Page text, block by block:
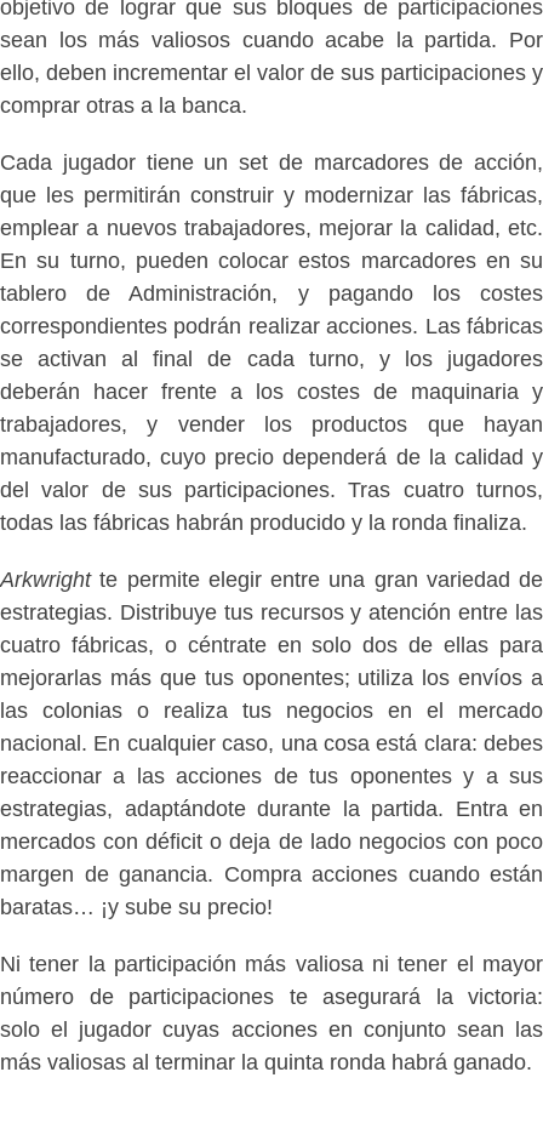
objetivo de lograr que sus bloques de participaciones
sean los más valiosos cuando acabe la partida. Por
ello, deben incrementar el valor de sus participaciones y
comprar otras a la banca.
Cada jugador tiene un set de marcadores de acción,
que les permitirán construir y modernizar las fábricas,
emplear a nuevos trabajadores, mejorar la calidad, etc.
En su turno, pueden colocar estos marcadores en su
tablero de Administración, y pagando los costes
correspondientes podrán realizar acciones. Las fábricas
se activan al final de cada turno, y los jugadores
deberán hacer frente a los costes de maquinaria y
trabajadores, y vender los productos que hayan
manufacturado, cuyo precio dependerá de la calidad y
del valor de sus participaciones. Tras cuatro turnos,
todas las fábricas habrán producido y la ronda finaliza.
Arkwrightte permite elegir entre una gran variedad de
estrategias. Distribuye tus recursos y atención entre las
cuatro fábricas, o céntrate en solo dos de ellas para
mejorarlas más que tus oponentes; utiliza los envíos a
las colonias o realiza tus negocios en el mercado
nacional. En cualquier caso, una cosa está clara: debes
reaccionar a las acciones de tus oponentes y a sus
estrategias, adaptándote durante la partida. Entra en
mercados con déficit o deja de lado negocios con poco
margen de ganancia. Compra acciones cuando están
baratas… ¡y sube su precio!
Ni tener la participación más valiosa ni tener el mayor
número de participaciones te asegurará la victoria:
solo el jugador cuyas acciones en conjunto sean las
más valiosas al terminar la quinta ronda habrá ganado.